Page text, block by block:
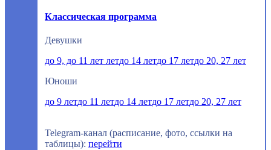
Классическая программа
Девушки
до 9, до 11 лет летдо 14 летдо 17 летдо 20, 27 лет
Юноши
до 9 летдо 11 летдо 14 летдо 17 летдо 20, 27 лет
Telegram-канал (расписание, фото, ссылки на
таблицы): перейти